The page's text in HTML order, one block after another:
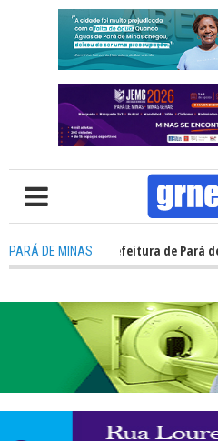
PARÁ DE MINAS
Concurso da prefeitura de Pará de